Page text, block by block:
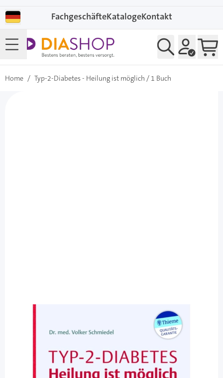
FachgeschäfteKatalogeKontakt
Home / Typ-2-Diabetes - Heilung ist möglich / 1 Buch
Typ-2-Diabetes - Heilung ist möglich / 1
Diashop.de Kat.-Nr.110497